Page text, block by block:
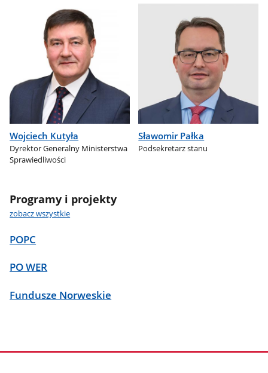
Wojciech Kutyła
Dyrektor Generalny Ministerstwa
Sprawiedliwości
Sławomir Pałka
Podsekretarz stanu
Programy i projekty
zobacz wszystkie
POPC
PO WER
Fundusze Norweskie